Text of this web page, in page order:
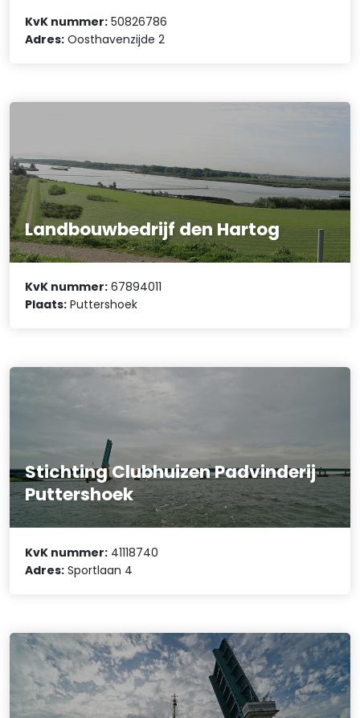
KvK nummer: 50826786
Adres: Oosthavenzijde 2
Landbouwbedrijf den Hartog
KvK nummer: 67894011
Plaats: Puttershoek
Stichting Clubhuizen Padvinderij
Puttershoek
KvK nummer: 41118740
Adres: Sportlaan 4